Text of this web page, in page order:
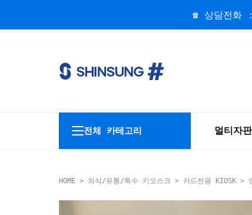
☎ 상담전화
전체 카테고리 멀티자
HOME > 외식/유통/특수 키오스크 > 카드전용 KIOSK >